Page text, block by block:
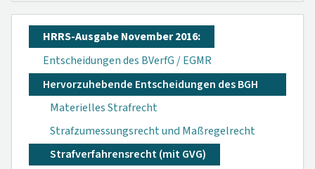
HRRS-Ausgabe November 2016:
Entscheidungen des BVerfG / EGMR
Hervorzuhebende Entscheidungen des BGH
Materielles Strafrecht
Strafzumessungsrecht und Maßregelrecht
Strafverfahrensrecht (mit GVG)